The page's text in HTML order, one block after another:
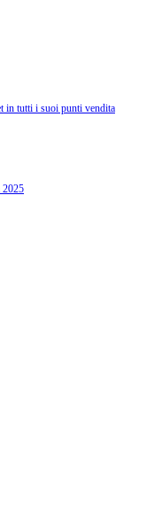
in tutti i suoi punti vendita
2025